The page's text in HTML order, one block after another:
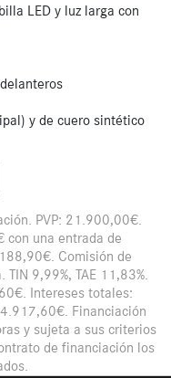
LED y luz larga con
y de cuero sintético
PVP: 21.900,00€.
una entrada de
Comisión de
9,99%, TAE 11,83%.
Intereses totales:
Financiación
y sujeta a sus criterios
de financiación los